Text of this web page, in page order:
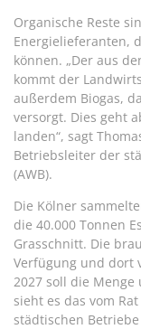
Organische Reste
Energielieferanten,
können. „Der aus
kommt der
außerdem Biogas,
versorgt. Dies geht
landen“, sagt
Betriebsleiter der
(AWB).
Die Kölner
die 40.000 Tonnen
Grasschnitt. Die
Verfügung und dort
2027 soll die Menge
sieht es das vom
städtischen